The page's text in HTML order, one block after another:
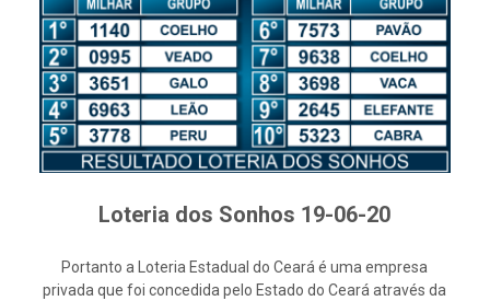
Loteria dos Sonhos 19-06-20
Portanto a Loteria Estadual do Ceará é uma empresa
privada que foi concedida pelo Estado do Ceará através da